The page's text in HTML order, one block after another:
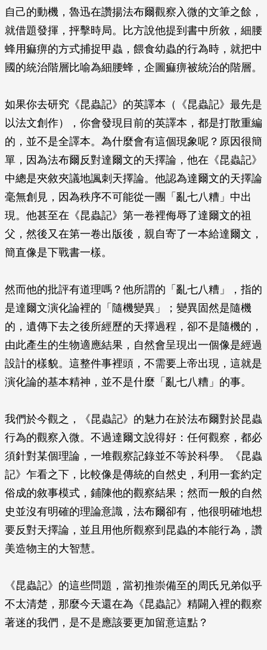
自己的動機，魯迅在讚揚法布爾觀察入微的文筆之餘，
就借題發揮，抨擊時局。比方說他提到書中所敘，細腰
蜂用痲痹的方式捕捉甲蟲，餵食幼蟲的行為時，就把中
國的統治階層比喻為細腰蜂，企圖痲痹被統治的階層。
如果你去研究《昆蟲記》的英譯本（《昆蟲記》最先是
以法文創作），你會發現目前的英譯本，都是打散重編
的，並不是全譯本。為什麼會有這個現象呢？原因很簡
單，因為法布爾反對達爾文的天擇論，他在《昆蟲記》
中總是夾敘夾議地諷刺天擇論。他認為達爾文的天擇論
毫無創見，因為秩序不可能從一團「亂七八糟」中出
現。他甚至在《昆蟲記》第一卷裡侮辱了達爾文的祖
父，然後又在第一卷出版後，親自寄了一本給達爾文，
簡直像是下戰書一樣。
然而他的批評有道理嗎？他所謂的「亂七八糟」，指的
是達爾文演化論裡的「隨機變異」；變異固然是隨機
的，遺傳下去之後所經歷的天擇過程，卻不是隨機的，
由此產生的生物適應結果，自然會呈現出一個像是經過
設計的樣貌。這整件事裡頭，不需要上帝出現，這就是
演化論的基本精神，並不是什麼「亂七八糟」的事。
我們於今觀之，《昆蟲記》的魅力在於法布爾對於昆蟲
行為的觀察入微。不過達爾文說得好：任何觀察，都必
須針對某個理論，一堆觀察記錄並不等於科學。《昆蟲
記》乍看之下，比較像是傳統的自然史，利用一套約定
俗成的敘事模式，鋪陳他的觀察結果；然而一般的自然
史並沒有明確的理論意識，法布爾卻有，他很明確地想
要反對天擇論，並且用他所觀察到昆蟲的本能行為，讚
美造物主的大智慧。
《昆蟲記》的這些問題，當初推崇備至的周氏兄弟似乎
不太清楚，那麼今天還在為《昆蟲記》精闢入裡的觀察
著迷的我們，是不是應該要更加留意這點？